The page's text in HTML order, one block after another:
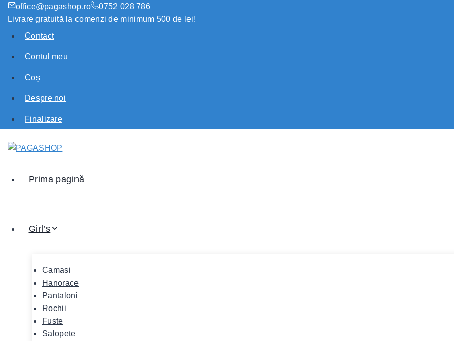
office@pagashop.ro
0752 028 786
Livrare gratuită la comenzi de minimum 500 de lei!
Contact
Contul meu
Coș
Despre noi
Finalizare
Prima pagină
Girl’s
Camasi
Hanorace
Pantaloni
Rochii
Fuste
Salopete